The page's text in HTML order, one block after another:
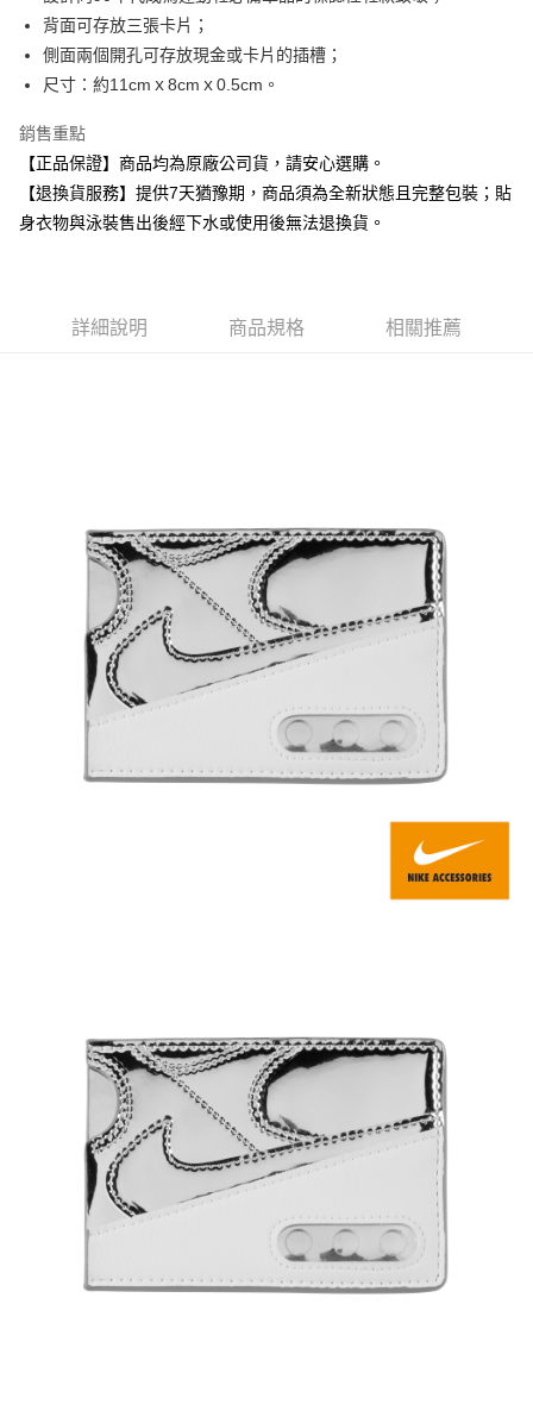
全家取貨付款
每筆NT$80，滿NT$599(含以上)免運費
每筆NT$80，滿NT$599(含以上)免運費
7-11取貨付款
每筆NT$80，滿NT$599(含以上)免運費
背面可存放三張卡片；
側面兩個開孔可存放現金或卡片的插槽；
尺寸：約11cmｘ8cmｘ0.5cm。
銷售重點
【正品保證】商品均為原廠公司貨，請安心選購。
【退換貨服務】提供7天猶豫期，商品須為全新狀態且完整包裝；貼
身衣物與泳裝售出後經下水或使用後無法退換貨。
詳細說明 商品規格 相關推薦